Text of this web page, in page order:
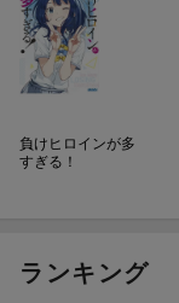
負けヒロインが多
すぎる！
ランキング